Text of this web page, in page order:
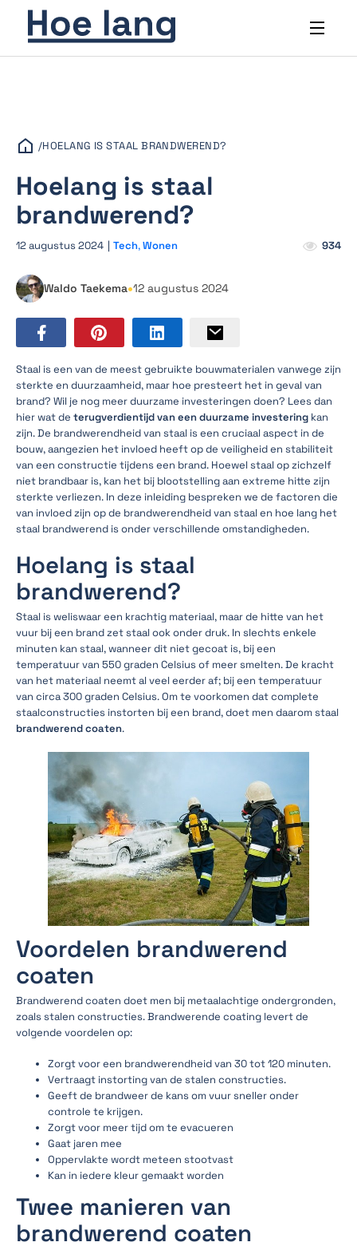
/HOELANG IS STAAL BRANDWEREND?
Hoelang is staal
brandwerend?
12 augustus 2024 | Tech,Wonen 934
Waldo Taekema•12 augustus 2024
Staal is een van de meest gebruikte bouwmaterialen vanwege zijn
sterkte en duurzaamheid, maar hoe presteert het in geval van
brand? Wil je nog meer duurzame investeringen doen? Lees dan
hier wat de terugverdientijd van een duurzame investering kan
zijn. De brandwerendheid van staal is een cruciaal aspect in de
bouw, aangezien het invloed heeft op de veiligheid en stabiliteit
van een constructie tijdens een brand. Hoewel staal op zichzelf
niet brandbaar is, kan het bij blootstelling aan extreme hitte zijn
sterkte verliezen. In deze inleiding bespreken we de factoren die
van invloed zijn op de brandwerendheid van staal en hoe lang het
staal brandwerend is onder verschillende omstandigheden.
Hoelang is staal
brandwerend?
Staal is weliswaar een krachtig materiaal, maar de hitte van het
vuur bij een brand zet staal ook onder druk. In slechts enkele
minuten kan staal, wanneer dit niet gecoat is, bij een
temperatuur van 550 graden Celsius of meer smelten. De kracht
van het materiaal neemt al veel eerder af; bij een temperatuur
van circa 300 graden Celsius. Om te voorkomen dat complete
staalconstructies instorten bij een brand, doet men daarom staal
brandwerend coaten.
Voordelen brandwerend
coaten
Brandwerend coaten doet men bij metaalachtige ondergronden,
zoals stalen constructies. Brandwerende coating levert de
volgende voordelen op:
Zorgt voor een brandwerendheid van 30 tot 120 minuten.
Vertraagt instorting van de stalen constructies.
Geeft de brandweer de kans om vuur sneller onder
controle te krijgen.
Zorgt voor meer tijd om te evacueren
Gaat jaren mee
Oppervlakte wordt meteen stootvast
Kan in iedere kleur gemaakt worden
Twee manieren van
brandwerend coaten